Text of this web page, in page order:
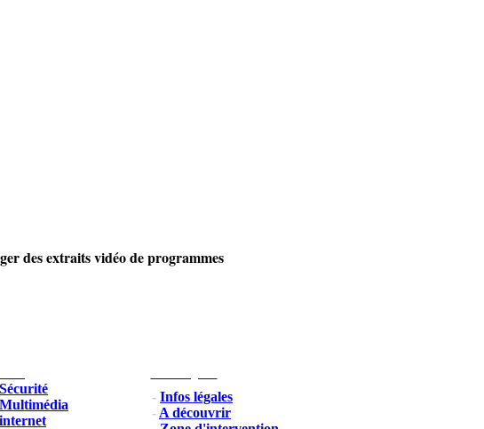
des extraits vidéo de programmes
Sécurité
Multimédia
internet
- Infos légales
- A découvrir